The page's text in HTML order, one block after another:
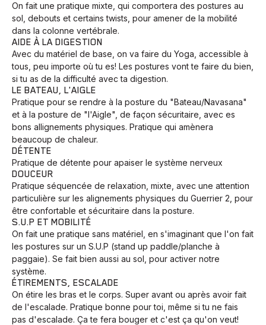
On fait une pratique mixte, qui comportera des postures au
sol, debouts et certains twists, pour amener de la mobilité
dans la colonne vertébrale.
AIDE À LA DIGESTION
Avec du matériel de base, on va faire du Yoga, accessible à
tous, peu importe où tu es! Les postures vont te faire du bien,
si tu as de la difficulté avec ta digestion.
LE BATEAU, L'AIGLE
Pratique pour se rendre à la posture du "Bateau/Navasana"
et à la posture de "l'Aigle", de façon sécuritaire, avec es
bons allignements physiques. Pratique qui amènera
beaucoup de chaleur.
DÉTENTE
Pratique de détente pour apaiser le système nerveux
DOUCEUR
Pratique séquencée de relaxation, mixte, avec une attention
particulière sur les alignements physiques du Guerrier 2, pour
être confortable et sécuritaire dans la posture.
S.U.P ET MOBILITÉ
On fait une pratique sans matériel, en s'imaginant que l'on fait
les postures sur un S.U.P (stand up paddle/planche à
paggaie). Se fait bien aussi au sol, pour activer notre
système.
ÉTIREMENTS, ESCALADE
On étire les bras et le corps. Super avant ou après avoir fait
de l'escalade. Pratique bonne pour toi, même si tu ne fais
pas d'escalade. Ça te fera bouger et c'est ça qu'on veut!